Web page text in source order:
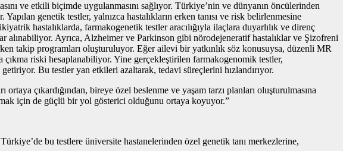
ve etkili biçimde uygulanmasını sağlıyor. Türkiye’nin ve dünyanın öncülerinden
genetik testler, yalnızca hastalıkların erken tanısı ve risk belirlenmesine
hastalıklarda, farmakogenetik testler aracılığıyla ilaçlara duyarlılık ve direnç
Ayrıca, Alzheimer ve Parkinson gibi nörodejeneratif hastalıklar ve Şizofreni
takip programları oluşturuluyor. Eğer ailevi bir yatkınlık söz konusuysa, düzenli MR
riski hesaplanabiliyor. Yine gerçekleştirilen farmakogenomik testler,
Bu testler yan etkileri azaltarak, tedavi süreçlerini hızlandırıyor.
çıkardığından, bireye özel beslenme ve yaşam tarzı planları oluşturulmasına
için de güçlü bir yol gösterici olduğunu ortaya koyuyor.”
bu testlere üniversite hastanelerinden özel genetik tanı merkezlerine,